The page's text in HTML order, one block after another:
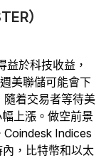
）
於科技收益，
美聯儲可能會下
着交易者等待美
上漲。做空前景
Indices
，比特幣和以太